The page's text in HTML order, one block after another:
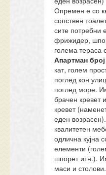
Опремен е со
сопствен
сите потребни
фрижидер,
голема тераса
Апартман број
кат, голем
поглед кон
поглед море.
брачен кревет
кревет
еден
квалитетен
одлична кујна
елементи
шпорет итн.).
маси и столови.